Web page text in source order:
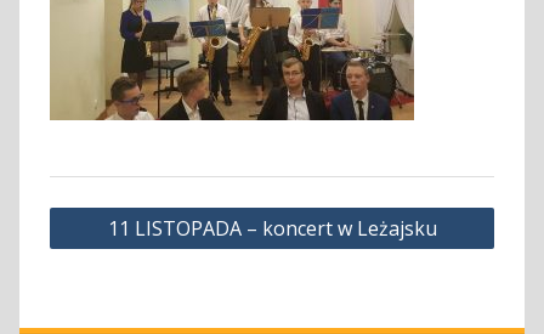
Nawigacja
wpisu
11 LISTOPADA – koncert w Leżajsku